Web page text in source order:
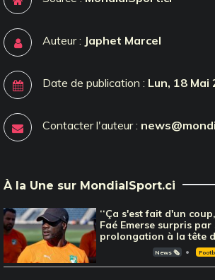
Auteur : Japhet Marcel
Date de publication : Lun, 18 Mai
Contacter l'auteur :
À la Une sur MondialSport.ci
‘‘Ça s'est fait d'un
Faé Emerse surpris
prolongation à la tête
News 🗞️